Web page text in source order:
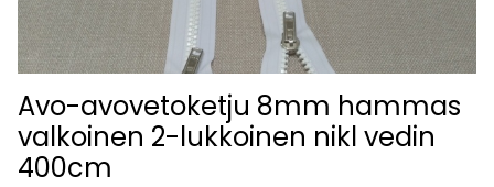
Avo-avovetoketju 8mm hammas
valkoinen 2-lukkoinen nikl vedin
400cm